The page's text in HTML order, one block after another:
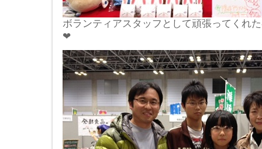
ボランティアスタッフとして頑張ってくれ
❤